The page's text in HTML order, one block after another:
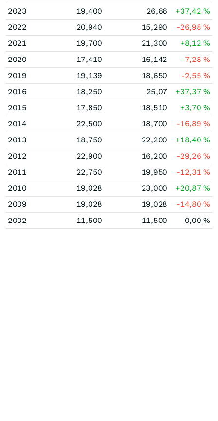
2023
19,400 26,66 +37,42%
2022
20,940 15,290 -26,98%
2021
19,700 21,300 +8,12%
2020
17,410 16,142 -7,28%
2019
19,139 18,650 -2,55%
2016
18,250 25,07 +37,37%
2015
17,850 18,510 +3,70%
2014
22,500 18,700 -16,89%
2013
18,750 22,200 +18,40%
2012
22,900 16,200 -29,26%
2011
22,750 19,950 -12,31%
2010
19,028 23,000 +20,87%
2009
19,028 19,028 -14,80%
2002
11,500 11,500 0,00%